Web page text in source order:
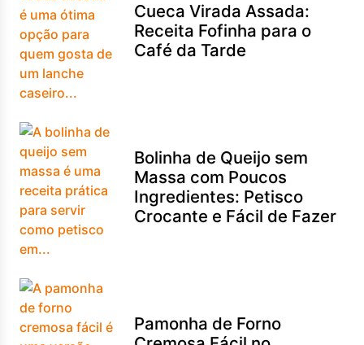
Cueca Virada Assada:
Receita Fofinha para o
Café da Tarde
Bolinha de Queijo sem
Massa com Poucos
Ingredientes: Petisco
Crocante e Fácil de Fazer
Pamonha de Forno